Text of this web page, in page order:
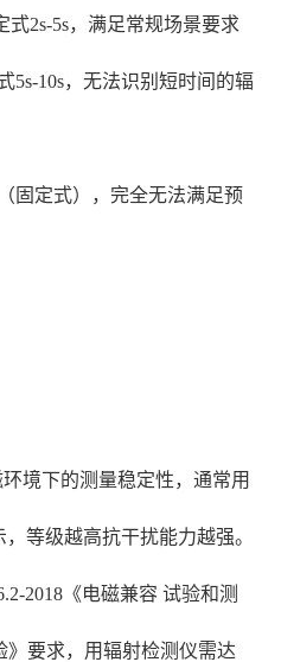
式2s-5s，满足常规场景要求
5s-10s，无法识别短时间的辐
固定式），完全无法满足预
境下的测量稳定性，通常用
等级越高抗干扰能力越强。
2018《电磁兼容 试验和测
》要求，用辐射检测仪需达